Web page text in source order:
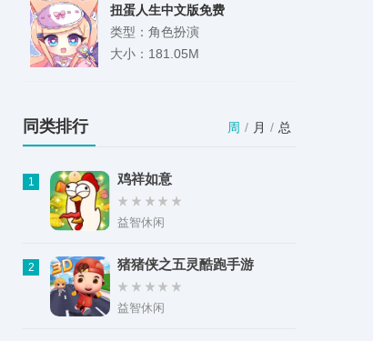
扭蛋人生中文版免费
类型：角色扮演
大小：181.05M
孢子进化论2内置菜单版
类型：益智休闲
周 / 月 / 总
同类排行
1 鸡祥如意
益智休闲
2 猪猪侠之五灵酷跑手游
益智休闲